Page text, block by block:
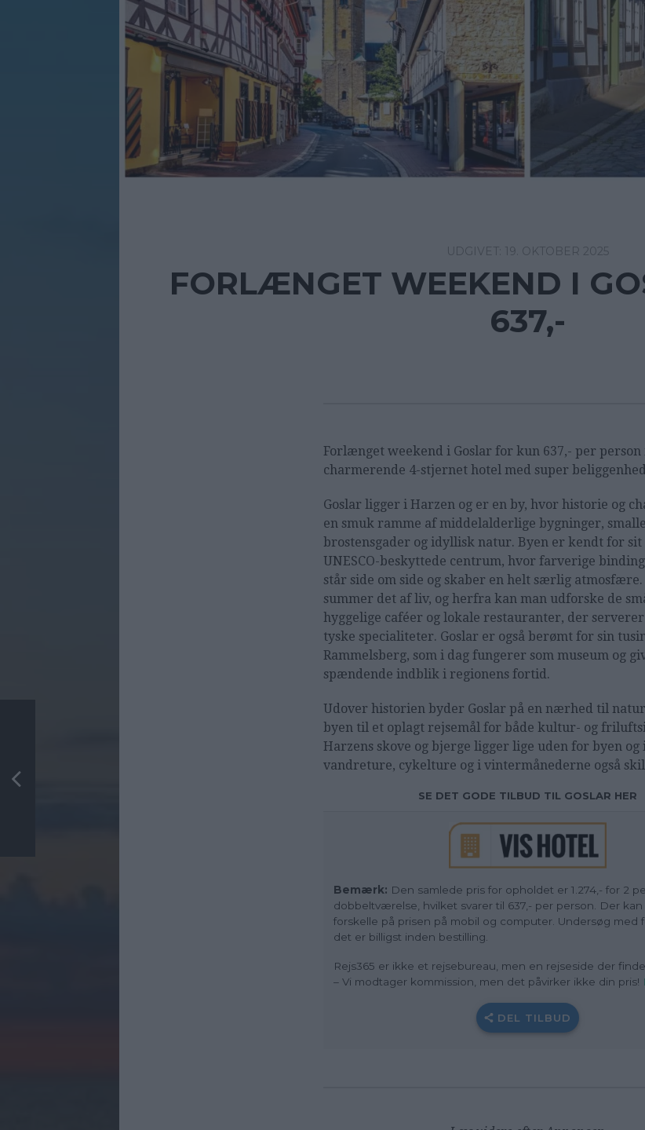
19. OKTOBER 2025
FORLÆNGET WEEKEND I
637,-
Forlænget weekend i Goslar for kun 637,- per person
charmerende 4-stjernet hotel med super
Goslar ligger i Harzen og er en by, hvor historie og
en smuk ramme af middelalderlige bygninger, smalle
brostensgader og idyllisk natur. Byen er kendt for
UNESCO-beskyttede centrum, hvor farverige
står side om side og skaber en helt særlig
summer det af liv, og herfra kan man udforske de
hyggelige caféer og lokale restauranter, der
tyske specialiteter. Goslar er også berømt for sin
Rammelsberg, som i dag fungerer som museum og
spændende indblik i regionens fortid.
Udover historien byder Goslar på en nærhed til
byen til et oplagt rejsemål for både kultur- og
Harzens skove og bjerge ligger lige uden for byen
vandreture, cykelture og i vintermånederne også
SE DET GODE TILBUD TIL GOSLAR HER
Bemærk: Den samlede pris for opholdet er 1.274,- for 2
dobbeltværelse, hvilket svarer til 637,- per person. Der
forskelle på prisen på mobil og computer. Undersøg med
det er billigst inden bestilling.
Rejs365 er ikke et rejsebureau, men en rejseside der
– Vi modtager kommission, men det påvirker ikke din pris!
DEL TILBUD